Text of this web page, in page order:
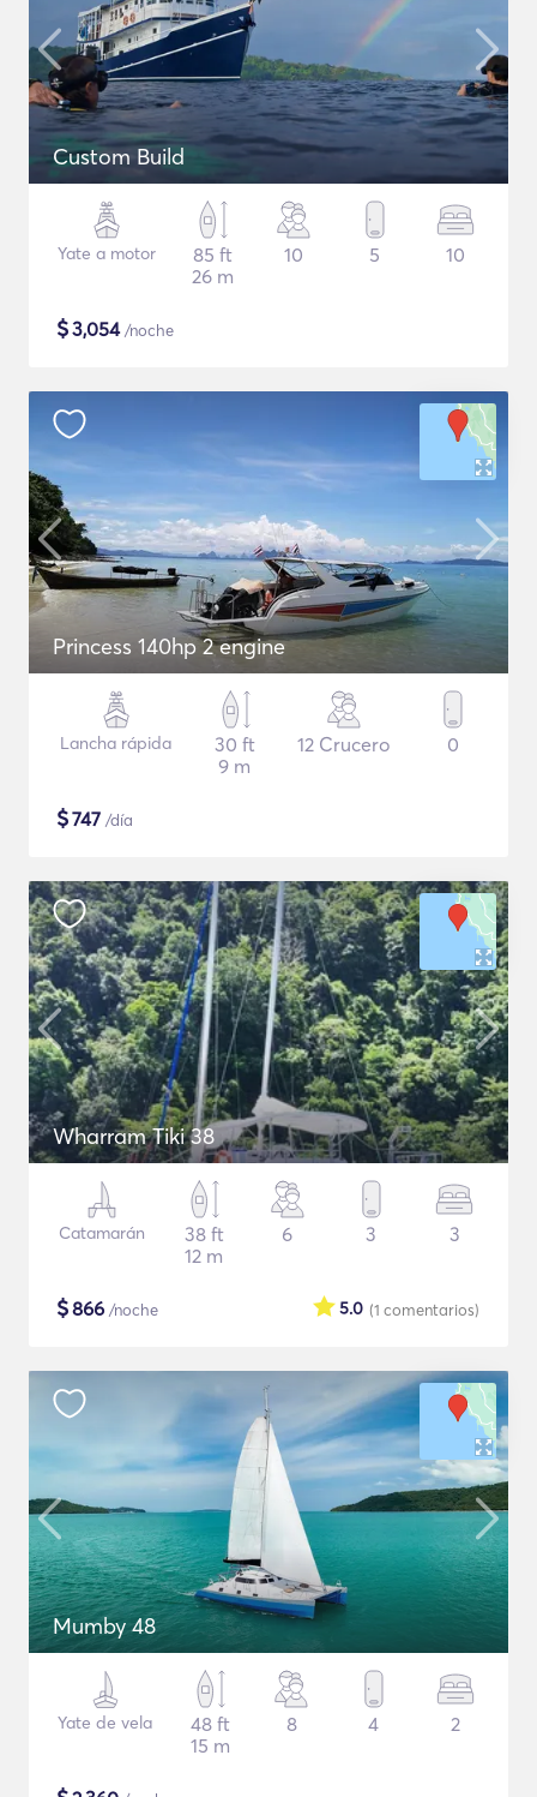
Custom Build
Yate a motor
85 ft
26 m
10 5 10
$3,054/noche
Princess 140hp 2 engine
Lancha rápida
30 ft
9 m
12 Crucero 0
$747 /día
Wharram Tiki 38
Catamarán
38 ft
12 m
6 3 3
$866 /noche (1 comentarios)
5.0
Mumby 48
Yate de vela
48 ft
15 m
8 4 2